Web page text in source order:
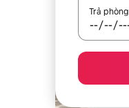
Trả phòng